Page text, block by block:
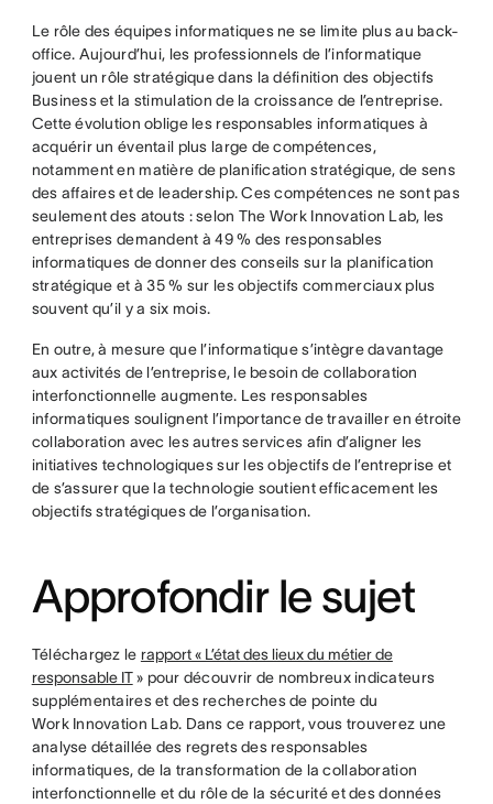
Le rôle des équipes informatiques ne se limite plus au back-
office. Aujourd’hui, les professionnels de l’informatique
jouent un rôle stratégique dans la définition des objectifs
Business et la stimulation de la croissance de l’entreprise.
Cette évolution oblige les responsables informatiques à
acquérir un éventail plus large de compétences,
notamment en matière de planification stratégique, de sens
des affaires et de leadership. Ces compétences ne sont pas
seulement des atouts : selon The Work Innovation Lab, les
entreprises demandent à 49 % des responsables
informatiques de donner des conseils sur la planification
stratégique et à 35 % sur les objectifs commerciaux plus
souvent qu’il y a six mois.
En outre, à mesure que l’informatique s’intègre davantage
aux activités de l’entreprise, le besoin de collaboration
interfonctionnelle augmente. Les responsables
informatiques soulignent l’importance de travailler en étroite
collaboration avec les autres services afin d’aligner les
initiatives technologiques sur les objectifs de l’entreprise et
de s’assurer que la technologie soutient efficacement les
objectifs stratégiques de l’organisation.
Approfondir le sujet
Téléchargez le rapport « L’état des lieux du métier de
responsable IT» pour découvrir de nombreux indicateurs
supplémentaires et des recherches de pointe du
Work Innovation Lab. Dans ce rapport, vous trouverez une
analyse détaillée des regrets des responsables
informatiques, de la transformation de la collaboration
interfonctionnelle et du rôle de la sécurité et des données